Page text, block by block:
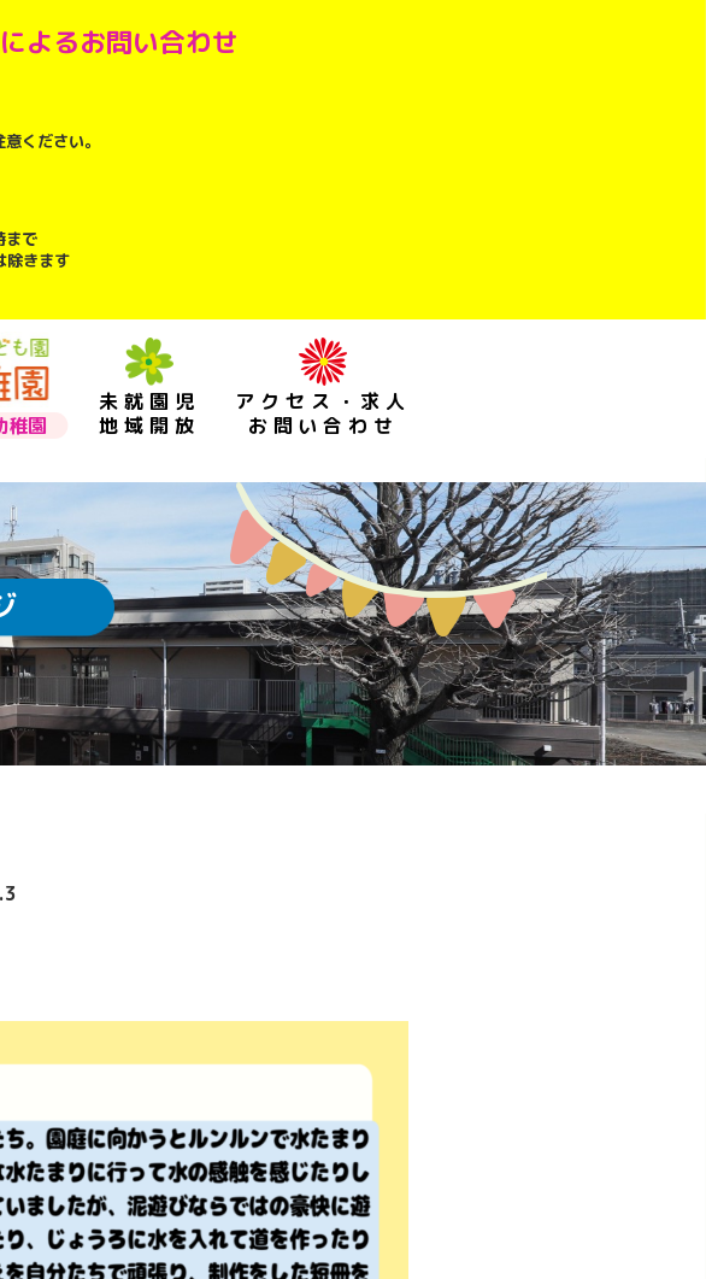
よるお問い合わせ
ください。
まで
きます
稚園
ICTの利用 園の概要
食・食育 預かり保育 課外教室
未就園児
地域開放
園庭開放
育てサロン ぽかぽか
地域開放
アクセス・求人
お問い合わせ
お問い合わせ